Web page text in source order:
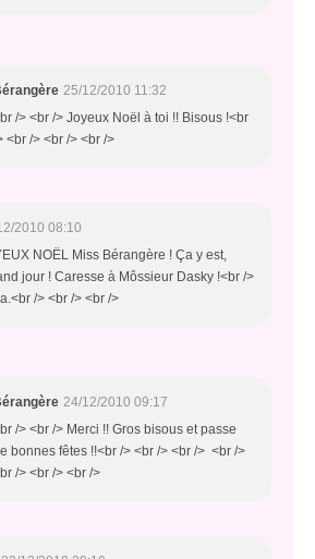
25/12/2010 11:32
/> <br /> Joyeux Noël à toi !! Bisous !<br
<br /> <br /> <br />
2010 08:10
NOËL Miss Bérangère ! Ça y est,
jour ! Caresse à Môssieur Dasky !<br />
/> <br /> <br />
24/12/2010 09:17
/> <br /> Merci !! Gros bisous et passe
bonnes fêtes !!<br /> <br /> <br /> <br />
/> <br /> <br />